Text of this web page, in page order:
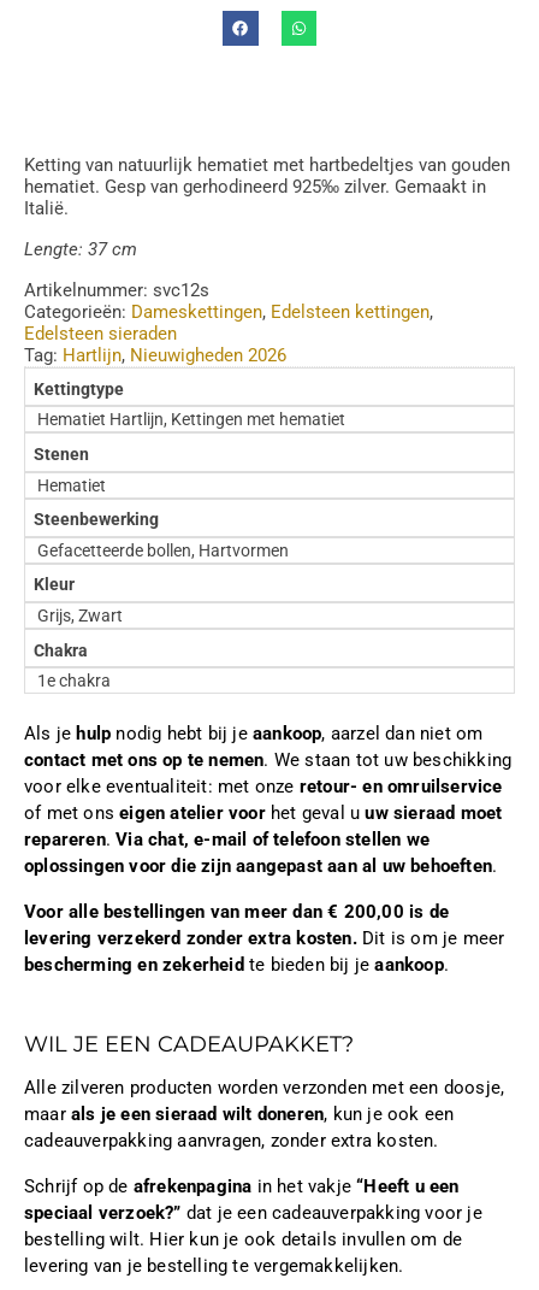
Ketting van natuurlijk hematiet met hartbedeltjes van gouden
hematiet. Gesp van gerhodineerd 925‰ zilver. Gemaakt in
Italië.
Lengte: 37 cm
Artikelnummer: svc12s
Categorieën: Dameskettingen, Edelsteen kettingen,
Edelsteen sieraden
Tag: Hartlijn, Nieuwigheden 2026
Kettingtype
Hematiet Hartlijn, Kettingen met hematiet
Stenen
Hematiet
Steenbewerking
Gefacetteerde bollen, Hartvormen
Kleur
Grijs, Zwart
Chakra
1e chakra
Als je hulp nodig hebt bij jeaankoop, aarzel dan niet om
contact met ons op te nemen. We staan tot uw beschikking
voor elke eventualiteit: met onze retour- en omruilservice
of met onseigen atelier voorhet geval uuw sieraad moet
repareren.Via chat, e-mail of telefoon stellen we
oplossingen voor die zijn aangepast aan al uw behoeften.
Voor alle bestellingen van meer dan € 200,00 is de
levering verzekerd zonder extra kosten.Dit is om je meer
bescherming en zekerheid te bieden bij jeaankoop.
WIL JE EEN CADEAUPAKKET?
Alle zilveren producten worden verzonden met een doosje,
maar als je een sieraad wilt doneren, kun je ook een
cadeauverpakking aanvragen, zonder extra kosten.
Schrijf op de afrekenpagina in het vakje“Heeft u een
speciaal verzoek?” dat je een cadeauverpakking voor je
bestelling wilt. Hier kun je ook details invullen om de
levering van je bestelling te vergemakkelijken.